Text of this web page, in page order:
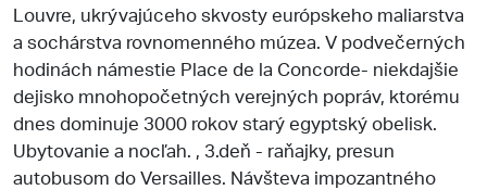
Louvre, ukrývajúceho skvosty európskeho maliarstva
a sochárstva rovnomenného múzea. V podvečerných
hodinách námestie Place de la Concorde- niekdajšie
dejisko mnohopočetných verejných popráv, ktorému
dnes dominuje 3000 rokov starý egyptský obelisk.
Ubytovanie a nocľah. , 3.deň - raňajky, presun
autobusom do Versailles. Návšteva impozantného